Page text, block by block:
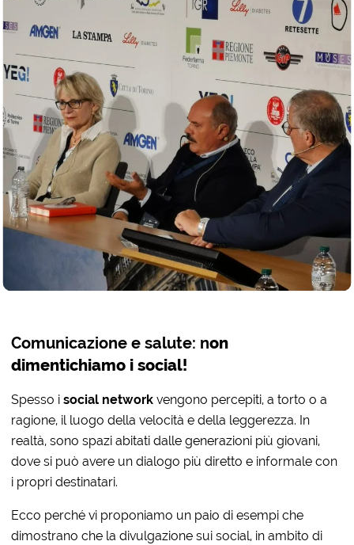
Comunicazione e salute: non
dimentichiamo i social!
Spesso isocial network vengono percepiti, a torto o a
ragione, il luogo della velocità e della leggerezza. In
realtà, sono spazi abitati dalle generazioni più giovani,
dove si può avere un dialogo più diretto e informale con
i propri destinatari.
Ecco perché vi proponiamo un paio di esempi che
dimostrano che la divulgazione sui social, in ambito di